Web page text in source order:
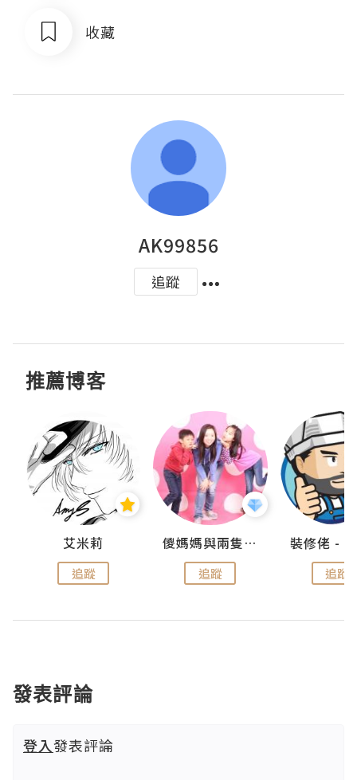
收藏
AK99856
追蹤
推薦博客
艾米莉
追蹤
儍媽媽與兩隻小魔怪之家
追蹤 追蹤
發表評論
登入發表評論